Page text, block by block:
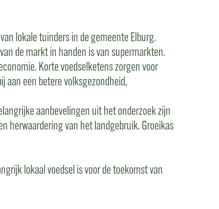
lokale tuinders in de gemeente Elburg.
de markt in handen is van supermarkten.
Korte voedselketens zorgen voor
aan een betere volksgezondheid,
aanbevelingen uit het onderzoek zijn
herwaardering van het landgebruik. Groeikas
lokaal voedsel is voor de toekomst van